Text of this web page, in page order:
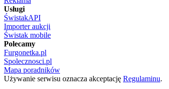
Usługi
ŚwistakAPI
Importer aukcji
Świstak mobile
Polecamy
Furgonetka.pl
Spolecznosci.pl
Mapa poradników
Używanie serwisu oznacza akceptację Regulaminu.